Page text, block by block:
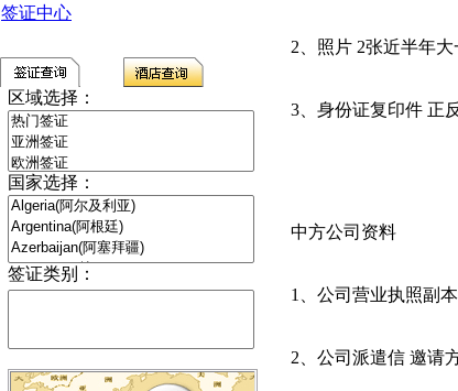
签证中心
区域选择：
国家选择：
签证类别：
2 、照片 2张近半年
3 、身份证复印件 正
中方公司资料
1 、公司营业执照副本
2 、公司派遣信 邀请